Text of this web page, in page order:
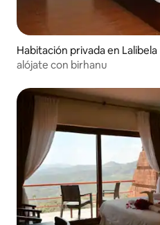
Habitación privada en Lalibela
alójate con birhanu